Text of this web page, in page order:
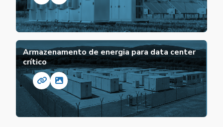
Armazenamento de energia para data center
crítico